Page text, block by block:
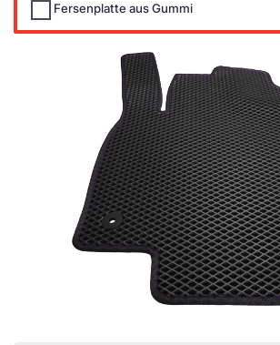
Fersenplatte aus Gummi